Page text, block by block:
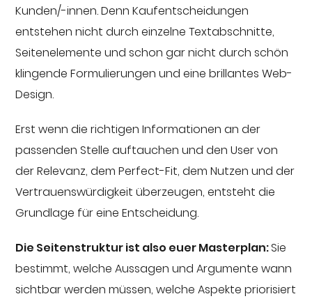
Kunden/-innen. Denn Kaufentscheidungen
entstehen nicht durch einzelne Textabschnitte,
Seitenelemente und schon gar nicht durch schön
klingende Formulierungen und eine brillantes Web-
Design.
Erst wenn die richtigen Informationen an der
passenden Stelle auftauchen und den User von
der Relevanz, dem Perfect-Fit, dem Nutzen und der
Vertrauenswürdigkeit überzeugen, entsteht die
Grundlage für eine Entscheidung.
Die Seitenstruktur ist also euer Masterplan:Sie
bestimmt, welche Aussagen und Argumente wann
sichtbar werden müssen, welche Aspekte priorisiert